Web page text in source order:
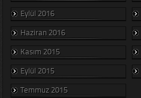
Eylül 2016
Haziran 2016
Kasım 2015
Eylül 2015
Temmuz 2015